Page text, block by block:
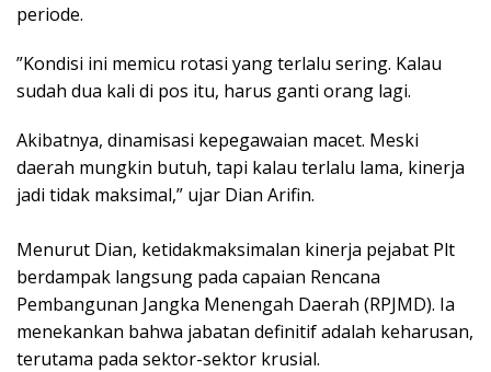
periode.
​”Kondisi ini memicu rotasi yang terlalu sering. Kalau
sudah dua kali di pos itu, harus ganti orang lagi.
Akibatnya, dinamisasi kepegawaian macet. Meski
daerah mungkin butuh, tapi kalau terlalu lama, kinerja
jadi tidak maksimal,” ujar Dian Arifin.
​Menurut Dian, ketidakmaksimalan kinerja pejabat Plt
berdampak langsung pada capaian Rencana
Pembangunan Jangka Menengah Daerah (RPJMD). Ia
menekankan bahwa jabatan definitif adalah keharusan,
terutama pada sektor-sektor krusial.